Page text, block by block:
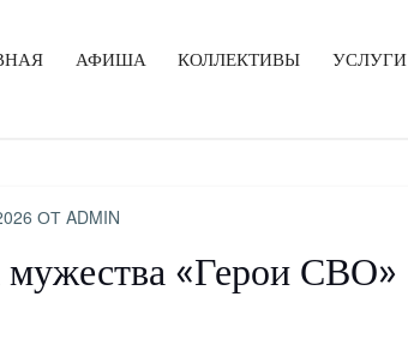
АФИША КОЛЛЕКТИВЫ УСЛУГИ
ОТ ADMIN
«Герои СВО»